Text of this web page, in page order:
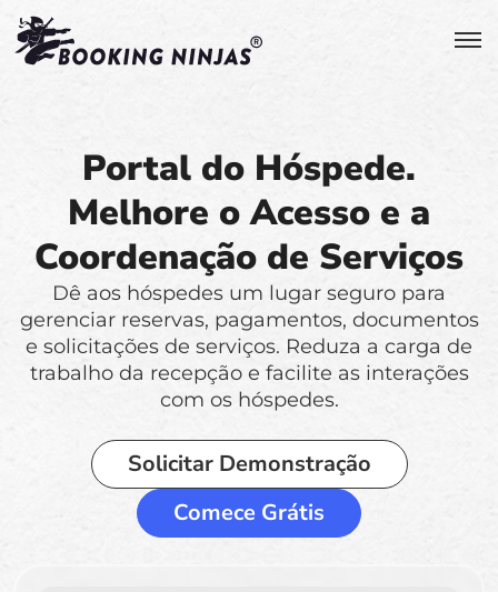
Portal do Hóspede.
Melhore o Acesso e a
Coordenação de Serviços
Dê aos hóspedes um lugar seguro para
gerenciar reservas, pagamentos, documentos
e solicitações de serviços. Reduza a carga de
trabalho da recepção e facilite as interações
com os hóspedes.
Solicitar Demonstração
Comece Grátis